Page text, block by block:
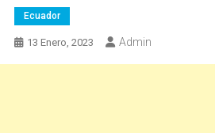
Ecuador
13 Enero, 2023 Admin